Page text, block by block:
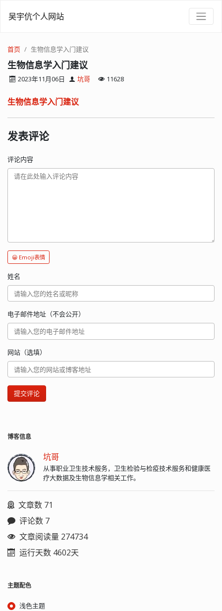
吴宇伉个人网站
首页 生物信息学入门建议
生物信息学入门建议
2023年11月06日 坑哥 11628
生物信息学入门建议
发表评论
评论内容
😀 Emoji表情
姓名
电子邮件地址（不会公开）
网站（选填）
提交评论
博客信息
坑哥
从事职业卫生技术服务，卫生检验与检疫技术服务和健康医
疗大数据及生物信息学相关工作。
文章数 71
评论数 7
文章阅读量 274734
运行天数 4602天
主题配色
浅色主题